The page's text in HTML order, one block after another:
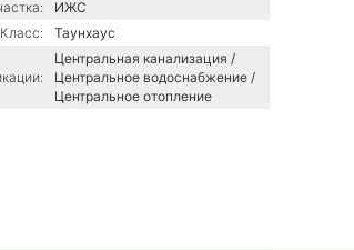
ИЖС
Класс:
Таунхаус
Центральная канализация /
Центральное водоснабжение /
Центральное отопление